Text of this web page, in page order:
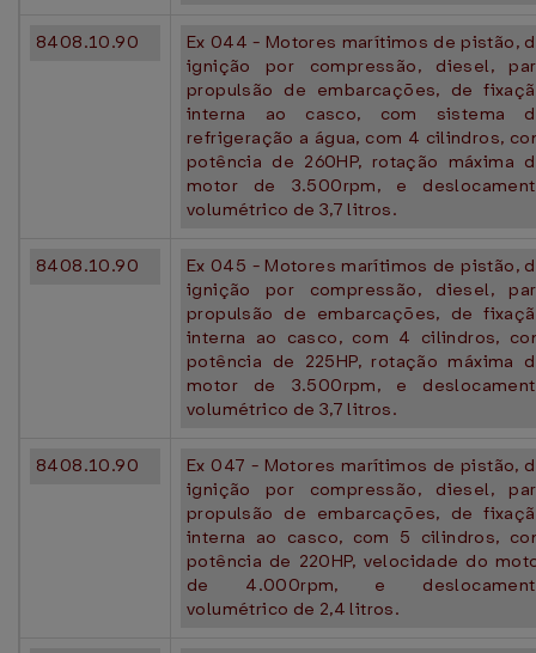
8408.10.90
Ex 044 - Motores marítimos de pistão,
ignição por compressão, diesel,
propulsão de embarcações, de
interna ao casco, com sistema
refrigeração a água, com 4 cilindros,
potência de 260HP, rotação máxima
motor de 3.500rpm, e
volumétrico de 3,7 litros.
8408.10.90
Ex 045 - Motores marítimos de pistão,
ignição por compressão, diesel,
propulsão de embarcações, de
interna ao casco, com 4 cilindros,
potência de 225HP, rotação máxima
motor de 3.500rpm, e
volumétrico de 3,7 litros.
8408.10.90
Ex 047 - Motores marítimos de pistão,
ignição por compressão, diesel,
propulsão de embarcações, de
interna ao casco, com 5 cilindros,
potência de 220HP, velocidade do
de 4.000rpm, e
volumétrico de 2,4 litros.